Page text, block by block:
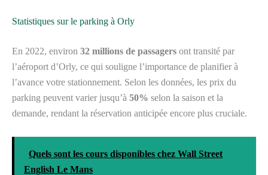
Statistiques sur le parking à Orly
En 2022, environ 32 millions de passagers ont transité par
l’aéroport d’Orly, ce qui souligne l’importance de planifier à
l’avance votre stationnement. Selon les données, les prix du
parking peuvent varier jusqu’à 50% selon la saison et la
demande, rendant la réservation anticipée encore plus cruciale.
Quels sont les cours disponibles chez Wall Street
English Le Mans